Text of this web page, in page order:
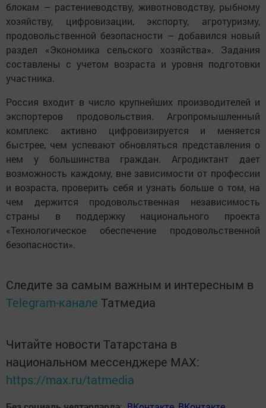
блокам – растениеводству, животноводству, рыбному
хозяйству, цифровизации, экспорту, агротуризму,
продовольственной безопасности – добавился новый
раздел «Экономика сельского хозяйства». Задания
составлены с учетом возраста и уровня подготовки
участника.
Россия входит в число крупнейших производителей и
экспортеров продовольствия. Агропромышленный
комплекс активно цифровизируется и меняется
быстрее, чем успевают обновляться представления о
нем у большинства граждан. Агродиктант дает
возможность каждому, вне зависимости от профессии
и возраста, проверить себя и узнать больше о том, на
чем держится продовольственная независимость
страны в поддержку национального проекта
«Технологическое обеспечение продовольственной
безопасности».
Следите за самым важным и интересным в
Telegram-канале Татмедиа
Читайте новости Татарстана в
национальном мессенджере MАХ:
https://max.ru/tatmedia